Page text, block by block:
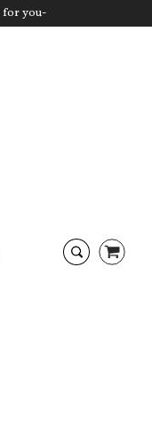
for you-